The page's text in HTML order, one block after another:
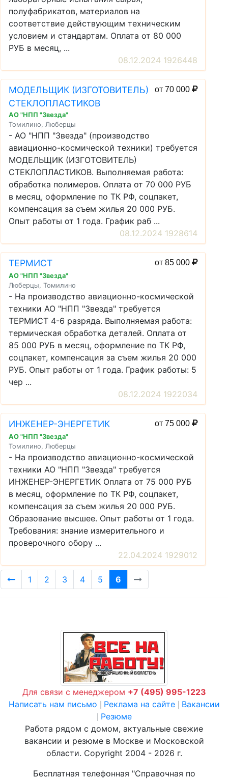
полуфабрикатов, материалов на
соответствие действующим техническим
условием и стандартам. Оплата от 80 000
РУБ в месяц, ...
08.12.2024 1926448
МОДЕЛЬЩИК (ИЗГОТОВИТЕЛЬ)
СТЕКЛОПЛАСТИКОВ
от 70 000
АО "НПП "Звезда"
Томилино, Люберцы
- АО "НПП "Звезда" (производство
авиационно-космической техники) требуется
МОДЕЛЬЩИК (ИЗГОТОВИТЕЛЬ)
СТЕКЛОПЛАСТИКОВ. Выполняемая работа:
обработка полимеров. Оплата от 70 000 РУБ
в месяц, оформление по ТК РФ, соцпакет,
компенсация за съем жилья 20 000 РУБ.
Опыт работы от 1 года. График раб ...
08.12.2024 1928614
ТЕРМИСТ от 85 000
АО "НПП "Звезда"
Люберцы, Томилино
- На производство авиационно-космической
техники АО "НПП "Звезда" требуется
ТЕРМИСТ 4-6 разряда. Выполняемая работа:
термическая обработка деталей. Оплата от
85 000 РУБ в месяц, оформление по ТК РФ,
соцпакет, компенсация за съем жилья 20 000
РУБ. Опыт работы от 1 года. График работы: 5
чер ...
08.12.2024 1922034
ИНЖЕНЕР-ЭНЕРГЕТИК от 75 000
АО "НПП "Звезда"
Томилино, Люберцы
- На производство авиационно-космической
техники АО "НПП "Звезда" требуется
ИНЖЕНЕР-ЭНЕРГЕТИК Оплата от 75 000 РУБ
в месяц, оформление по ТК РФ, соцпакет,
компенсация за съем жилья 20 000 РУБ.
Образование высшее. Опыт работы от 1 года.
Требования: знание измерительного и
проверочного обору ...
22.04.2024 1929012
1 2 3 4 5 6
Для связи с менеджером +7 (495) 995-1223
Написать нам письмо
Реклама на сайте Вакансии
Резюме
Работа рядом с домом, актуальные свежие
вакансии и резюме в Москве и Московской
области. Copyright 2004 - 2026 г.
Бесплатная телефонная "Справочная по